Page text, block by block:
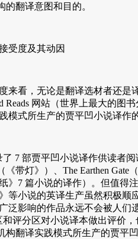
翻译意图和目的。
受度及其动因
看，无论是翻译选材者还是
网站（世界上最大的
式所生产的贾平凹小说译作
部贾平凹小说译作供读者阅
《带灯》）、The Earthen
》7 篇小说的译作）。但值
小说的英译生产虽然积极顺
影响的作品永远不会被人们
评分区对小说译本做出评价
翻译实践模式所生产的贾